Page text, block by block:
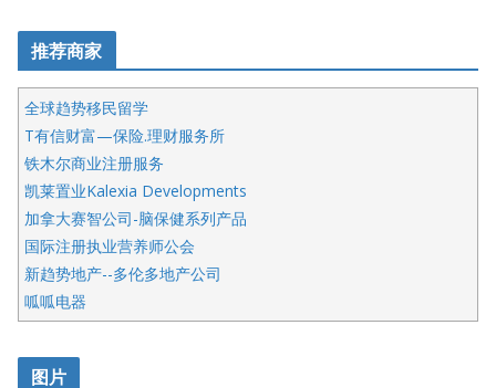
推荐商家
全球趋势移民留学
T有信财富—保险.理财服务所
铁木尔商业注册服务
凯莱置业Kalexia Developments
加拿大赛智公司-脑保健系列产品
国际注册执业营养师公会
新趋势地产--多伦多地产公司
呱呱电器
开明车行KS CAR SALES & SERVICE
皇后金融集团
铁木尔商业注册服务
图片